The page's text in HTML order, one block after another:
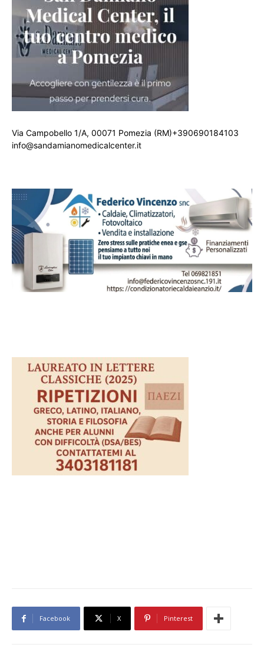
Via Campobello 1/A, 00071 Pomezia (RM)+390690184103
info@sandamianomedicalcenter.it
Facebook X Pinterest